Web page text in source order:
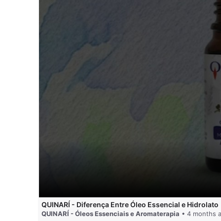
QUINARÍ - Diferença Entre Óleo Essencial e Hidrolato
QUINARÍ - Óleos Essenciais e Aromaterapia • 4 months